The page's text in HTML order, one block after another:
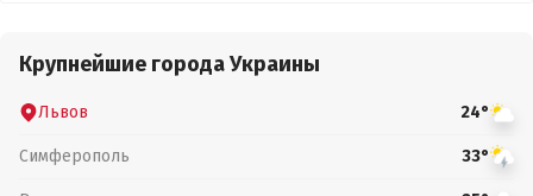
Крупнейшие города Украины
Львов 24°
Симферополь 33°